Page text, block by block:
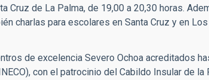
Cruz de La Palma, de 19,00 a 20,30 horas.
charlas para escolares en Santa Cruz y en
de excelencia Severo Ochoa acreditados
con el patrocinio del Cabildo Insular de la